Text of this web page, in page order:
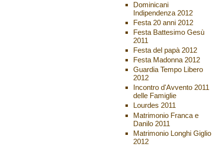
Dominicani
Indipendenza 2012
Festa 20 anni 2012
Festa Battesimo Gesù
2011
Festa del papà 2012
Festa Madonna 2012
Guardia Tempo Libero
2012
Incontro d'Avvento 2011
delle Famiglie
Lourdes 2011
Matrimonio Franca e
Danilo 2011
Matrimonio Longhi Giglio
2012